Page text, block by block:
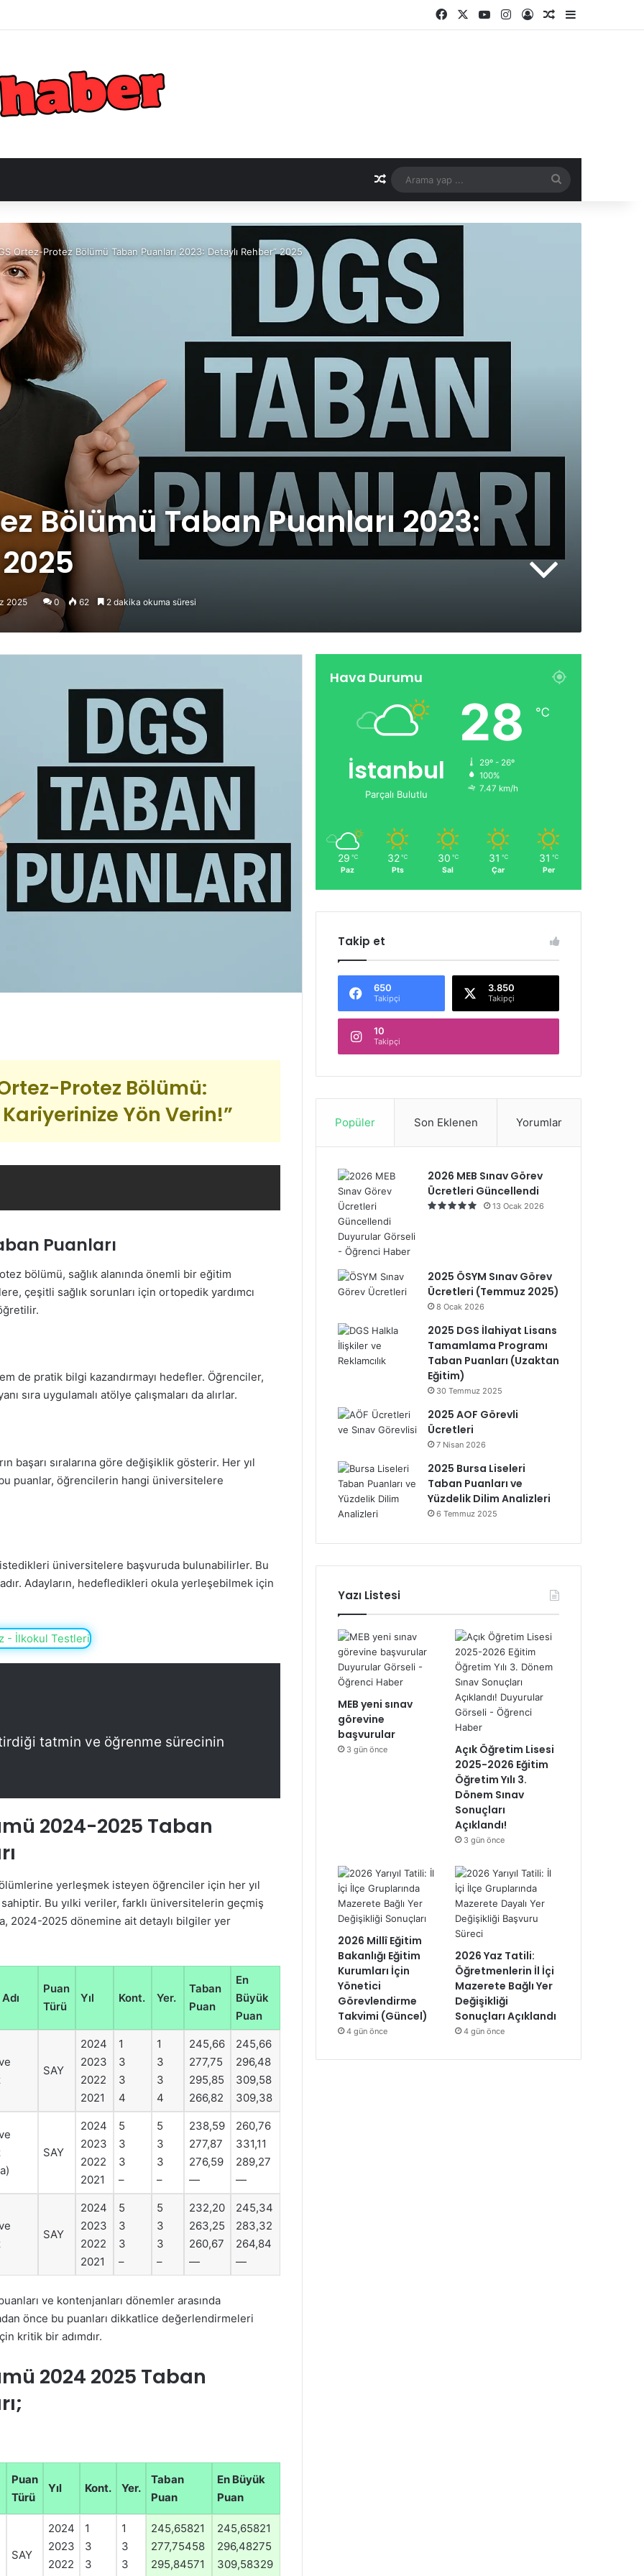
Facebook YouTubeInstagramKayıt OlRastgele Makale
Rastgele Makale
yap
Ortez-Protez Bölümü Taban Puanları 2023: Detaylı Rehber” 2025
Bölümü Taban Puanları 2023:
2025 0 62 2 dakika okuma süresi
Ortez-Protez Bölümü:
Yön Verin!”
Puanları
bölümü, sağlık alanında önemli bir eğitim
çeşitli sağlık sorunları için ortopedik yardımcı
de pratik bilgi kazandırmayı hedefler. Öğrenciler,
sıra uygulamalı atölye çalışmaları da alırlar.
başarı sıralarına göre değişiklik gösterir. Her yıl
puanlar, öğrencilerin hangi üniversitelere
üniversitelere başvuruda bulunabilirler. Bu
Adayların, hedefledikleri okula yerleşebilmek için
tatmin ve öğrenme sürecinin
2024-2025 Taban
yerleşmek isteyen öğrenciler için her yıl
Bu yılki veriler, farklı üniversitelerin geçmiş
2024-2025 dönemine ait detaylı bilgiler yer
Puan
Türü
Yıl Kont. Yer.
Taban
Puan
En
Büyük
Puan
SAY
2024
2023
2022
2021
1
3
3
4
1
3
3
4
245,66
277,75
295,85
266,82
245,66
296,48
309,58
309,38
SAY
2024
2023
2022
2021
5
3
3
–
5
3
3
–
238,59
277,87
276,59
—
260,76
331,11
289,27
—
SAY
2024
2023
2022
2021
5
3
3
–
5
3
3
–
232,20
263,25
260,67
—
245,34
283,32
264,84
—
ve kontenjanları dönemler arasında
önce bu puanları dikkatlice değerlendirmeleri
kritik bir adımdır.
2024 2025 Taban
Puan
Türü
Yıl Kont. Yer.
Taban
Puan
En Büyük
Puan
SAY
2024
2023
2022
1
3
3
1
3
3
245,65821
277,75458
295,84571
245,65821
296,48275
309,58329
Hava Durumu
İstanbul
Parçalı Bulutlu
28 ℃
29º - 26º
100%
7.47 km/h
29 ℃
Paz
32 ℃
Pts
30 ℃
Sal
31 ℃
Çar
31 ℃
Per
Takip et
650
Takipçi
3.850
Takipçi
10
Takipçi
Popüler Son Eklenen Yorumlar
2026 MEB Sınav Görev
Ücretleri Güncellendi
13 Ocak 2026
2025 ÖSYM Sınav Görev
Ücretleri (Temmuz 2025)
8 Ocak 2026
2025 DGS İlahiyat Lisans
Tamamlama Programı
Taban Puanları (Uzaktan
Eğitim)
30 Temmuz 2025
2025 AOF Görevli
Ücretleri
7 Nisan 2026
2025 Bursa Liseleri
Taban Puanları ve
Yüzdelik Dilim Analizleri
6 Temmuz 2025
Yazı Listesi
MEB yeni sınav
görevine
başvurular
3 gün önce
Açık Öğretim Lisesi
2025-2026 Eğitim
Öğretim Yılı 3.
Dönem Sınav
Sonuçları
Açıklandı!
3 gün önce
2026 Millî Eğitim
Bakanlığı Eğitim
Kurumları İçin
Yönetici
Görevlendirme
Takvimi (Güncel)
4 gün önce
2026 Yaz Tatili:
Öğretmenlerin İl İçi
Mazerete Bağlı Yer
Değişikliği
Sonuçları Açıklandı
4 gün önce